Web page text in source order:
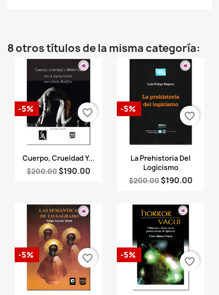
8 otros títulos de la misma categoría:
Vista rápida
Cuerpo, Crueldad Y...
$200.00 $190.00
-5% favorite_border
Vista rápida
La Prehistoria Del
Logicismo
$200.00 $190.00
-5%
favorite_border
-5% favorite_border -5%
favorite_border